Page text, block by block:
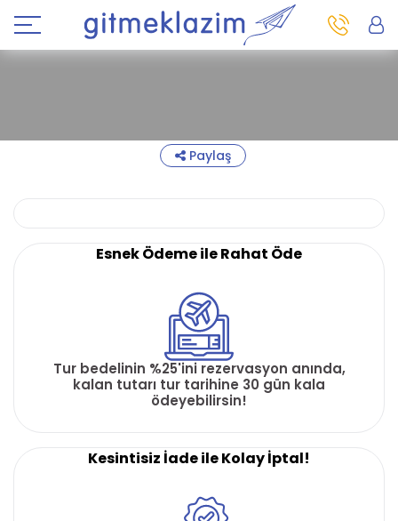
Paylaş
Esnek Ödeme ile Rahat Öde
Tur bedelinin %25'ini rezervasyon anında,
kalan tutarı tur tarihine 30 gün kala
ödeyebilirsin!
Kesintisiz İade ile Kolay İptal!